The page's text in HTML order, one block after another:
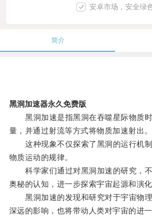
安卓市场，安全绿
简介
黑洞加速器永久免费版
黑洞加速是指黑洞在吞噬星际物质时
量，并通过射流等方式将物质加速射出。
这种现象不仅探索了黑洞的运行机制
物质运动的规律。
科学家们通过对黑洞加速的研究，不
奥秘的认知，进一步探索宇宙起源和演化
黑洞加速的发现和研究对于宇宙物理
深远的影响，也将带动人类对宇宙的进一